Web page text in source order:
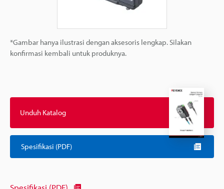
*Gambar hanya ilustrasi dengan aksesoris lengkap. Silakan
konfirmasi kembali untuk produknya.
Unduh Katalog
Spesifikasi (PDF)